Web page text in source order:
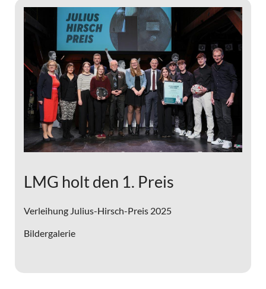
LMG holt den 1. Preis
Verleihung Julius-Hirsch-Preis 2025
Bildergalerie